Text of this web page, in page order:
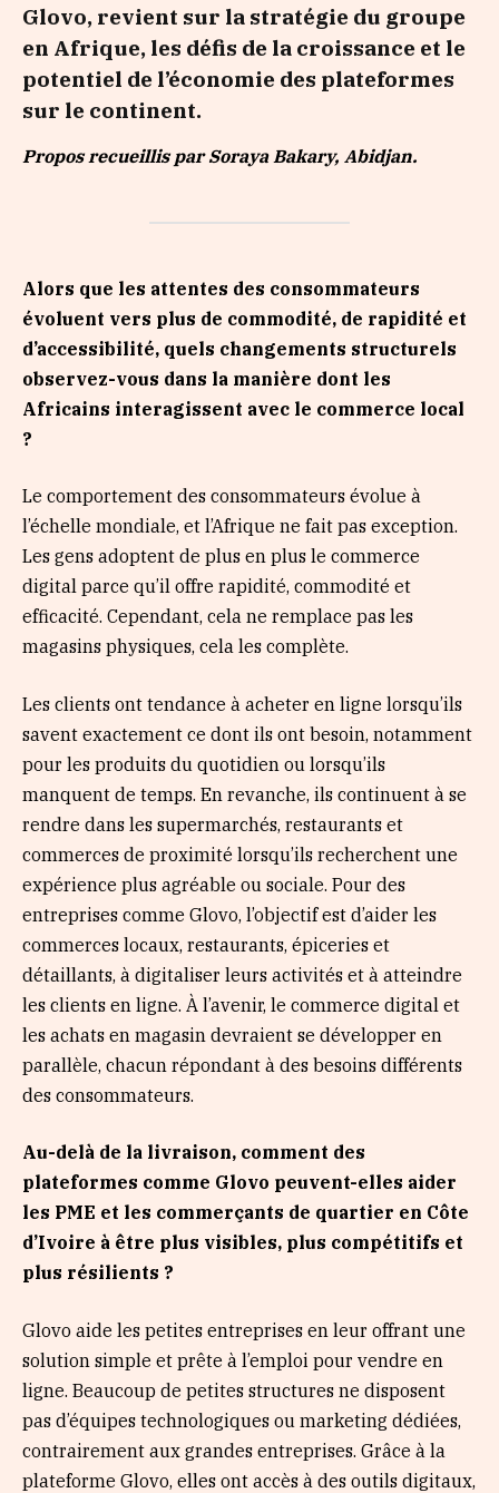
Glovo, revient sur la stratégie du groupe
en Afrique, les défis de la croissance et le
potentiel de l’économie des plateformes
sur le continent.
Propos recueillis par Soraya Bakary, Abidjan.
Alors que les attentes des consommateurs
évoluent vers plus de commodité, de rapidité et
d’accessibilité, quels changements structurels
observez-vous dans la manière dont les
Africains interagissent avec le commerce local
?
Le comportement des consommateurs évolue à
l’échelle mondiale, et l’Afrique ne fait pas exception.
Les gens adoptent de plus en plus le commerce
digital parce qu’il offre rapidité, commodité et
efficacité. Cependant, cela ne remplace pas les
magasins physiques, cela les complète.
Les clients ont tendance à acheter en ligne lorsqu’ils
savent exactement ce dont ils ont besoin, notamment
pour les produits du quotidien ou lorsqu’ils
manquent de temps. En revanche, ils continuent à se
rendre dans les supermarchés, restaurants et
commerces de proximité lorsqu’ils recherchent une
expérience plus agréable ou sociale. Pour des
entreprises comme Glovo, l’objectif est d’aider les
commerces locaux, restaurants, épiceries et
détaillants, à digitaliser leurs activités et à atteindre
les clients en ligne. À l’avenir, le commerce digital et
les achats en magasin devraient se développer en
parallèle, chacun répondant à des besoins différents
des consommateurs.
Au-delà de la livraison, comment des
plateformes comme Glovo peuvent-elles aider
les PME et les commerçants de quartier en Côte
d’Ivoire à être plus visibles, plus compétitifs et
plus résilients ?
Glovo aide les petites entreprises en leur offrant une
solution simple et prête à l’emploi pour vendre en
ligne. Beaucoup de petites structures ne disposent
pas d’équipes technologiques ou marketing dédiées,
contrairement aux grandes entreprises. Grâce à la
plateforme Glovo, elles ont accès à des outils digitaux,